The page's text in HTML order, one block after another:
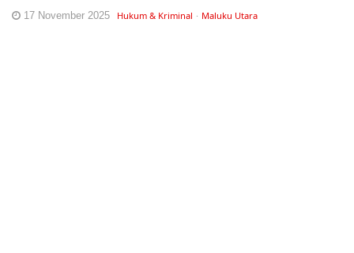
17 November 2025 Hukum & Kriminal Maluku Utara